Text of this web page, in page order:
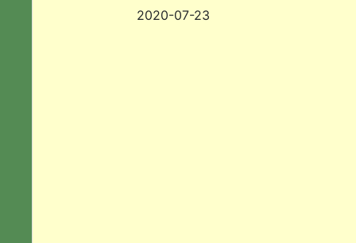
2020-07-23